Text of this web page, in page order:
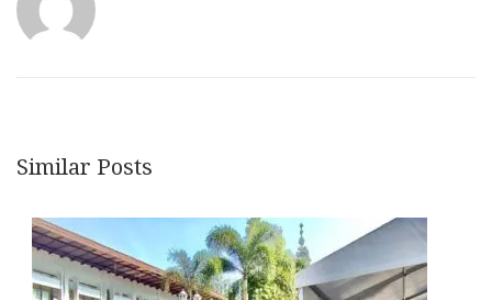
Similar Posts